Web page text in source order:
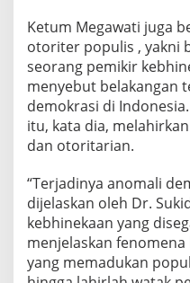
n
t
i
k
A
p
A
b
d
i
Ketum Megawati juga
otoriter populis , yakni
seorang pemikir
menyebut belakangan
demokrasi di
itu, kata dia,
dan otoritarian.
“Terjadinya anomali
dijelaskan oleh Dr.
kebhinekaan yang
menjelaskan
yang memadukan